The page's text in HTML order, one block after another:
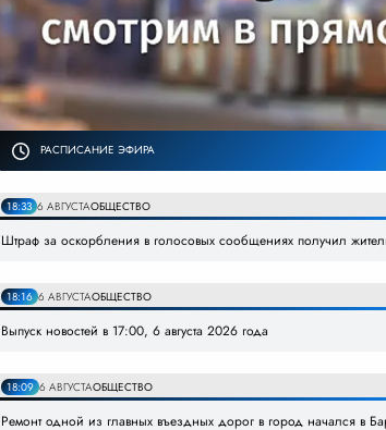
РАСПИСАНИЕ ЭФИРА
18:33 6 АВГУСТАОБЩЕСТВО
Штраф за оскорбления в голосовых сообщениях получил
18:16 6 АВГУСТАОБЩЕСТВО
Выпуск новостей в 17:00, 6 августа 2026 года
18:09 6 АВГУСТАОБЩЕСТВО
Ремонт одной из главных въездных дорог в город начался в